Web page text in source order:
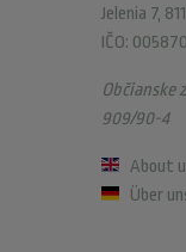
Jelenia 7,
IČO:
Občianske
909/90-4
About
Über